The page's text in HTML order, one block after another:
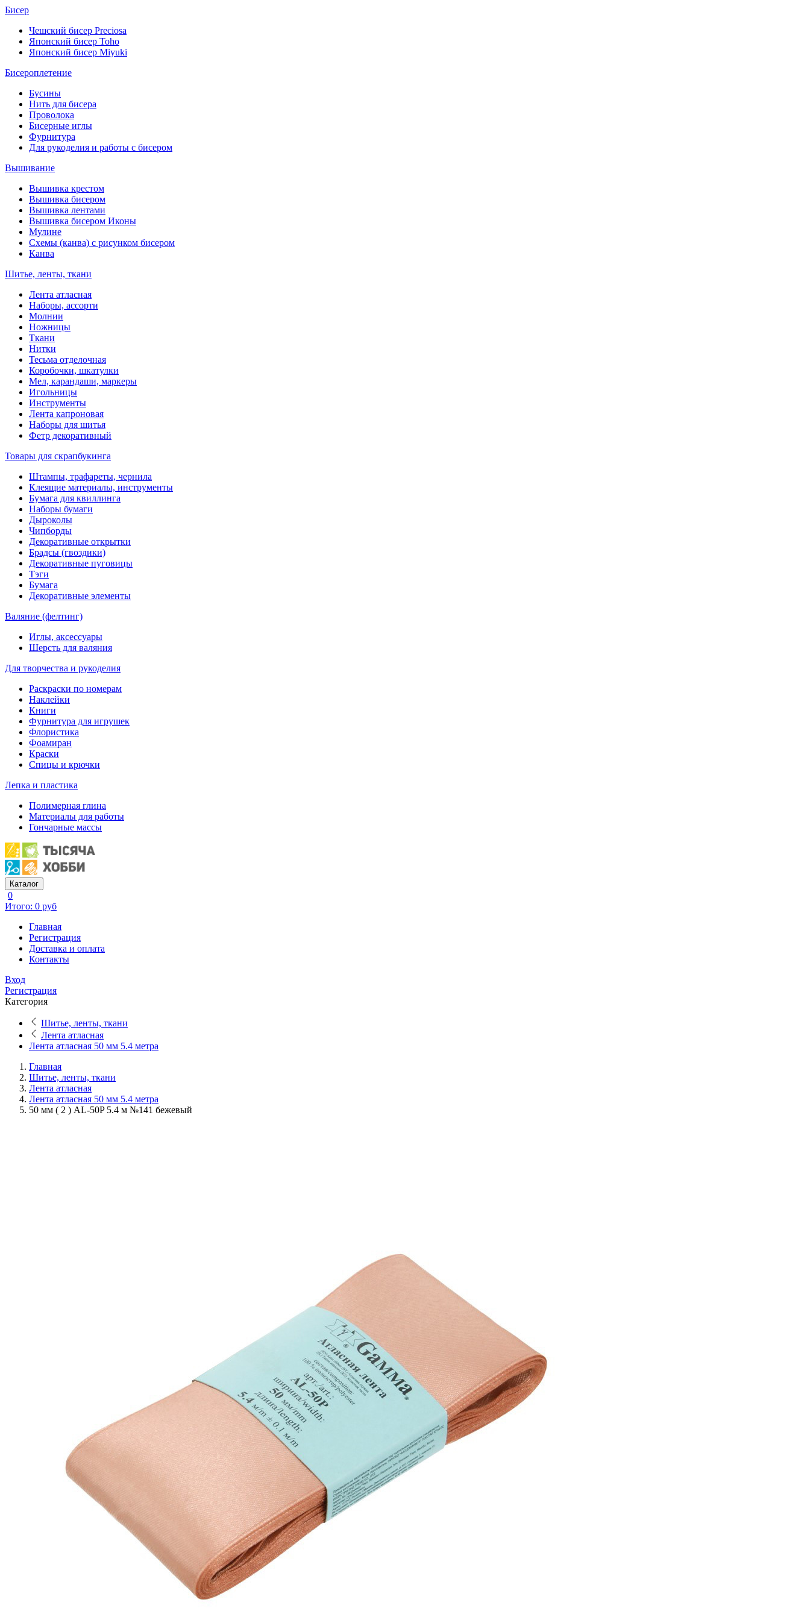
Бисер
Чешский бисер Preciosa
Японский бисер Toho
Японский бисер Miyuki
Бисероплетение
Бусины
Нить для бисера
Проволока
Бисерные иглы
Фурнитура
Для рукоделия и работы с бисером
Вышивание
Вышивка крестом
Вышивка бисером
Вышивка лентами
Вышивка бисером Иконы
Мулине
Схемы (канва) с рисунком бисером
Канва
Шитье, ленты, ткани
Лента атласная
Наборы, ассорти
Молнии
Ножницы
Ткани
Нитки
Тесьма отделочная
Коробочки, шкатулки
Мел, карандаши, маркеры
Игольницы
Инструменты
Лента капроновая
Наборы для шитья
Фетр декоративный
Товары для скрапбукинга
Штампы, трафареты, чернила
Клеящие материалы, инструменты
Бумага для квиллинга
Наборы бумаги
Дыроколы
Чипборды
Декоративные открытки
Брадсы (гвоздики)
Декоративные пуговицы
Тэги
Бумага
Декоративные элементы
Валяние (фелтинг)
Иглы, аксессуары
Шерсть для валяния
Для творчества и рукоделия
Раскраски по номерам
Наклейки
Книги
Фурнитура для игрушек
Флористика
Фоамиран
Краски
Спицы и крючки
Лепка и пластика
Полимерная глина
Материалы для работы
Гончарные массы
Каталог
0
Итого: 0 руб
Главная
Регистрация
Доставка и оплата
Контакты
Вход
Регистрация
Категория
Шитье, ленты, ткани
Лента атласная
Лента атласная 50 мм 5.4 метра
Главная
Шитье, ленты, ткани
Лента атласная
Лента атласная 50 мм 5.4 метра
50 мм ( 2 ) AL-50P 5.4 м №141 бежевый